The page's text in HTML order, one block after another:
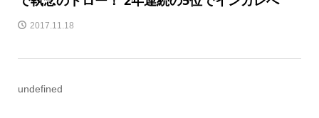
2017.11.18
undefined